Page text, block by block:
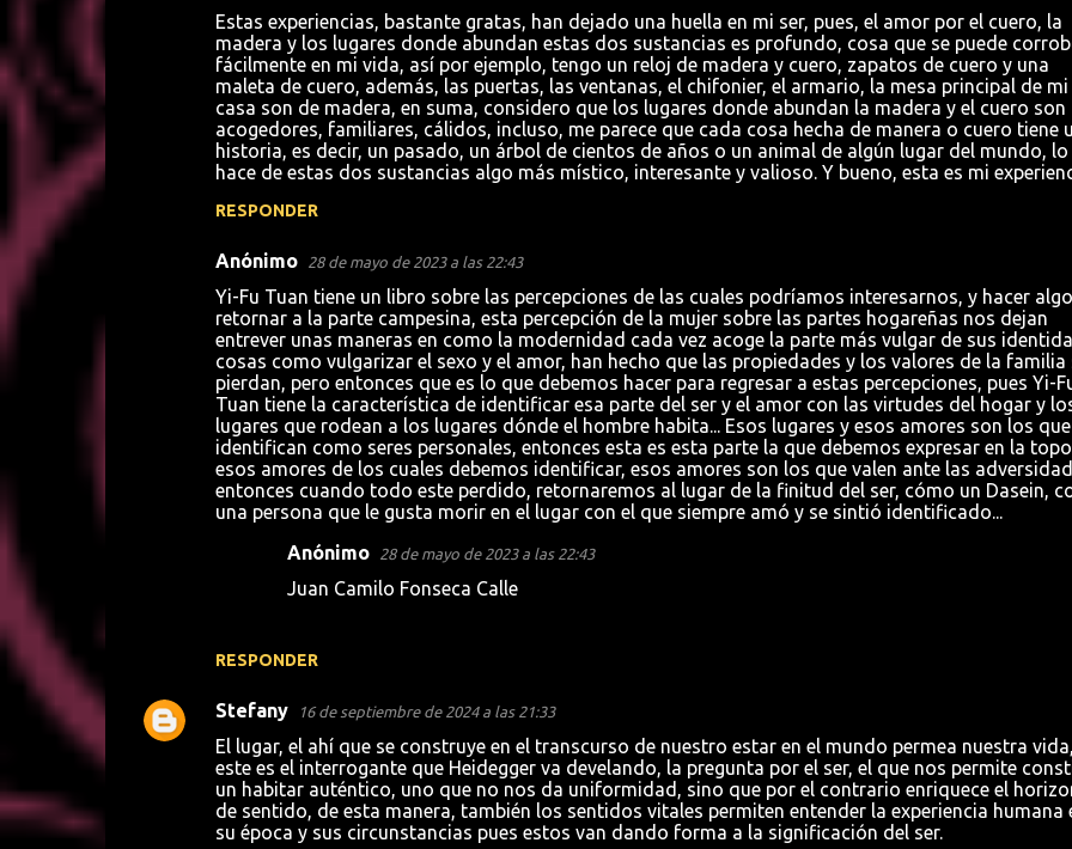
Estas experiencias, bastante gratas, han dejado una huella en mi ser, pues, el amor por el cuero, la
madera y los lugares donde abundan estas dos sustancias es profundo, cosa que se puede
fácilmente en mi vida, así por ejemplo, tengo un reloj de madera y cuero, zapatos de cuero y una
maleta de cuero, además, las puertas, las ventanas, el chifonier, el armario, la mesa principal de mi
casa son de madera, en suma, considero que los lugares donde abundan la madera y el cuero son
acogedores, familiares, cálidos, incluso, me parece que cada cosa hecha de manera o cuero tiene
historia, es decir, un pasado, un árbol de cientos de años o un animal de algún lugar del mundo, lo
hace de estas dos sustancias algo más místico, interesante y valioso. Y bueno, esta es mi
RESPONDER
Anónimo 28 de mayo de 2023 a las 22:43
Yi-Fu Tuan tiene un libro sobre las percepciones de las cuales podríamos interesarnos, y hacer
retornar a la parte campesina, esta percepción de la mujer sobre las partes hogareñas nos dejan
entrever unas maneras en como la modernidad cada vez acoge la parte más vulgar de sus
cosas como vulgarizar el sexo y el amor, han hecho que las propiedades y los valores de la familia
pierdan, pero entonces que es lo que debemos hacer para regresar a estas percepciones, pues Yi-
Tuan tiene la característica de identificar esa parte del ser y el amor con las virtudes del hogar y
lugares que rodean a los lugares dónde el hombre habita... Esos lugares y esos amores son los
identifican como seres personales, entonces esta es esta parte la que debemos expresar en la
esos amores de los cuales debemos identificar, esos amores son los que valen ante las
entonces cuando todo este perdido, retornaremos al lugar de la finitud del ser, cómo un Dasein,
una persona que le gusta morir en el lugar con el que siempre amó y se sintió identificado...
RESPONDER
Anónimo 28 de mayo de 2023 a las 22:43
Juan Camilo Fonseca Calle
Stefany 16 de septiembre de 2024 a las 21:33
El lugar, el ahí que se construye en el transcurso de nuestro estar en el mundo permea nuestra vida,
este es el interrogante que Heidegger va develando, la pregunta por el ser, el que nos permite
un habitar auténtico, uno que no nos da uniformidad, sino que por el contrario enriquece el
de sentido, de esta manera, también los sentidos vitales permiten entender la experiencia humana
su época y sus circunstancias pues estos van dando forma a la significación del ser.